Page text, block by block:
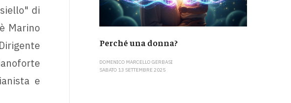
di
Marino
e
Perché una donna?
DOMENICO MARCELLO GERBASI
SABATO 13 SETTEMBRE 2025